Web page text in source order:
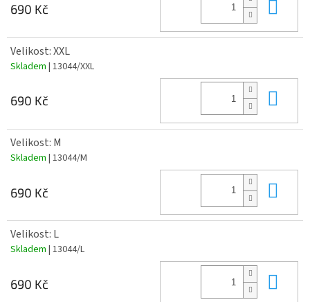
690 Kč
Velikost: XXL
Skladem | 13044/XXL
690 Kč
Velikost: M
Skladem | 13044/M
690 Kč
Velikost: L
Skladem | 13044/L
690 Kč